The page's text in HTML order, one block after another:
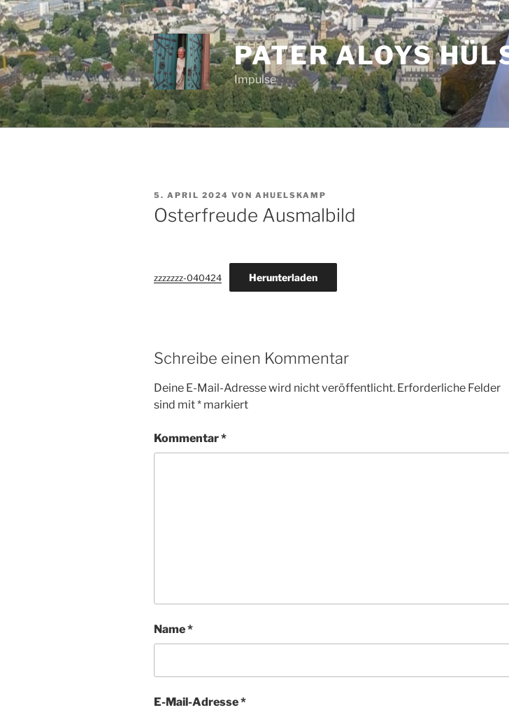
Zum
Inhalt
springen
PATER ALOYS
Impulse
VERÖFFENTLICHT
AM
5. APRIL 2024 VON AHUELSKAMP
Osterfreude Ausmalbild
zzzzzzz-040424 Herunterladen
Schreibe einen Kommentar
Deine E-Mail-Adresse wird nicht veröffentlicht. Erforderliche Felder
sind mit* markiert
Kommentar*
Name*
E-Mail-Adresse*